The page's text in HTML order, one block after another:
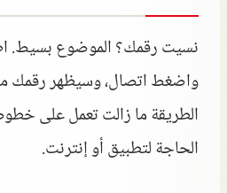
نسيت رقمك؟ الموضوع بسيط.
واضغط اتصال، وسيظهر رقمك
الطريقة ما زالت تعمل على
الحاجة لتطبيق أو إنترنت.